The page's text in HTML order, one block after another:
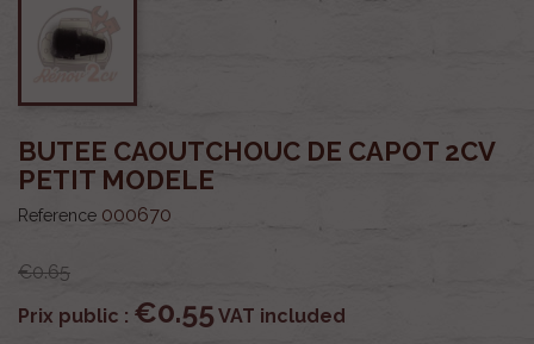
BUTEE CAOUTCHOUC DE CAPOT 2CV
PETIT MODELE
Reference 000670
€0.65
Prix public : €0.55VAT included